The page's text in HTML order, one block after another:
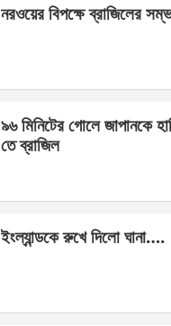
s
e
নরওয়ের বিপক্ষে ব্রাজিলের
৯৬ মিনিটের গোলে জাপানকে
তে ব্রাজিল
ইংল্যান্ডকে রুখে দিলো ঘানা….